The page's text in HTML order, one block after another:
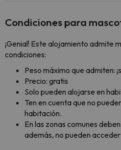
Condiciones para
¡Genial! Este alojamiento admite
condiciones:
Peso máximo que admiten:
Precio: gratis
Solo pueden alojarse en
Ten en cuenta que no
habitación.
En las zonas comunes
además, no pueden